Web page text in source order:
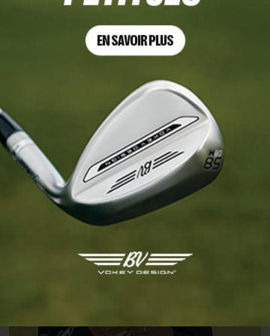
LADIES EUROPEAN TOUR
Dix Françaises en finale des Cartes du LET
13 DÉCEMBRE 2024